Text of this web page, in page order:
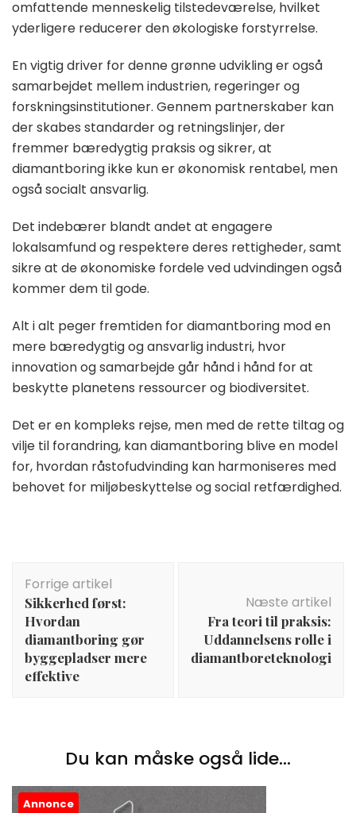
omfattende menneskelig tilstedeværelse, hvilket
yderligere reducerer den økologiske forstyrrelse.
En vigtig driver for denne grønne udvikling er også
samarbejdet mellem industrien, regeringer og
forskningsinstitutioner. Gennem partnerskaber kan
der skabes standarder og retningslinjer, der
fremmer bæredygtig praksis og sikrer, at
diamantboring ikke kun er økonomisk rentabel, men
også socialt ansvarlig.
Det indebærer blandt andet at engagere
lokalsamfund og respektere deres rettigheder, samt
sikre at de økonomiske fordele ved udvindingen også
kommer dem til gode.
Alt i alt peger fremtiden for diamantboring mod en
mere bæredygtig og ansvarlig industri, hvor
innovation og samarbejde går hånd i hånd for at
beskytte planetens ressourcer og biodiversitet.
Det er en kompleks rejse, men med de rette tiltag og
vilje til forandring, kan diamantboring blive en model
for, hvordan råstofudvinding kan harmoniseres med
behovet for miljøbeskyttelse og social retfærdighed.
Forrige artikel
Sikkerhed først:
Hvordan
diamantboring gør
byggepladser mere
effektive
Næste artikel
Fra teori til praksis:
Uddannelsens rolle i
diamantboreteknologi
Du kan måske også lide...
Annonce